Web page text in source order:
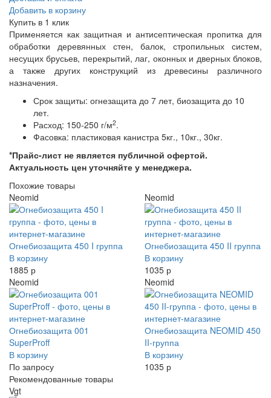
Добавить в корзину
Купить в 1 клик
Применяется как защитная и антисептическая пропитка для
обработки деревянных стен, балок, стропильных систем,
несущих брусьев, перекрытий, лаг, оконных и дверных блоков,
а также других конструкций из древесины различного
назначения.
Срок защиты: огнезащита до 7 лет, биозащита до 10
лет.
Расход: 150-250 г/м2.
Фасовка: пластиковая канистра 5кг., 10кг., 30кг.
*Прайс-лист не является публичной офертой.
Актуальность цен уточняйте у менеджера.
Похожие товары
Neomid
Огнебиозащита 450 I группа
В корзину
1885 р
Neomid
Огнебиозащита 450 II группа
В корзину
1035 р
Neomid
Огнебиозащита 001
SuperProff
В корзину
По запросу
Neomid
Огнебиозащита NEOMID 450
II-группа
В корзину
1035 р
Рекомендованные товары
Vgt